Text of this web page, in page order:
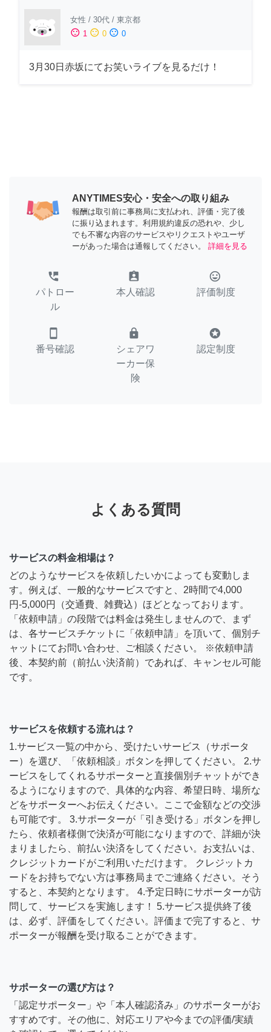
女性 / 30代 / 東京都
sentiment_satisfied 1 sentiment_neutral 0 sentiment_dissatisfied 0
3月30日赤坂にてお笑いライブを見るだけ！
ANYTIMES安心・安全への取り組み
報酬は取引前に事務局に支払われ、評価・完了後
に振り込まれます。利用規約違反の恐れや、少し
でも不審な内容のサービスやリクエストやユーザ
ーがあった場合は通報してください。
詳細を見る
perm_phone_msg
パトロー
ル
assignment_ind
本人確認
tag_faces
評価制度
smartphone
番号確認
lock
シェアワ
ーカー保
険
stars
認定制度
よくある質問
サービスの料金相場は？
どのようなサービスを依頼したいかによっても変動しま
す。例えば、一般的なサービスですと、2時間で4,000
円-5,000円（交通費、雑費込）ほどとなっております。
「依頼申請」の段階では料金は発生しませんので、まず
は、各サービスチケットに「依頼申請」を頂いて、個別チ
ャットにてお問い合わせ、ご相談ください。 ※依頼申請
後、本契約前（前払い決済前）であれば、キャンセル可能
です。
サービスを依頼する流れは？
1.サービス一覧の中から、受けたいサービス（サポータ
ー）を選び、「依頼相談」ボタンを押してください。 2.サ
ービスをしてくれるサポーターと直接個別チャットができ
るようになりますので、具体的な内容、希望日時、場所な
どをサポーターへお伝えください。ここで金額などの交渉
も可能です。 3.サポーターが「引き受ける」ボタンを押し
たら、依頼者様側で決済が可能になりますので、詳細が決
まりましたら、前払い決済をしてください。お支払いは、
クレジットカードがご利用いただけます。 クレジットカ
ードをお持ちでない方は事務局までご連絡ください。そう
すると、本契約となります。 4.予定日時にサポーターが訪
問して、サービスを実施します！ 5.サービス提供終了後
は、必ず、評価をしてください。評価まで完了すると、サ
ポーターが報酬を受け取ることができます。
サポーターの選び方は？
「認定サポーター」や「本人確認済み」のサポーターがお
すすめです。その他に、対応エリアや今までの評価/実績